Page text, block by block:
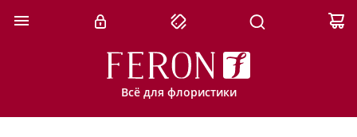
Всё для флористики